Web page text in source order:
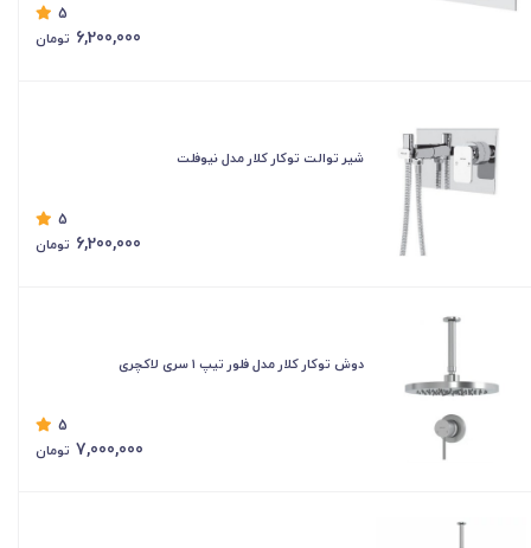
5
6,200,000 تومان
شیر توالت توکار کلار مدل نیوفلت
5
6,200,000 تومان
دوش توکار کلار مدل فلور تیپ ۱ سری لاکچری
5
7,000,000 تومان